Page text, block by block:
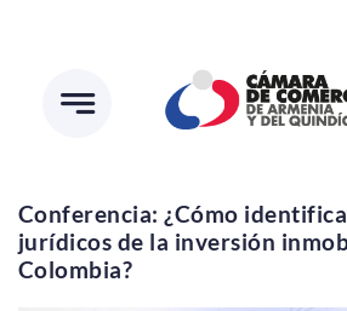
contenido
Estudios e
Conferencia: ¿Cómo
jurídicos de la inversión
Colombia?